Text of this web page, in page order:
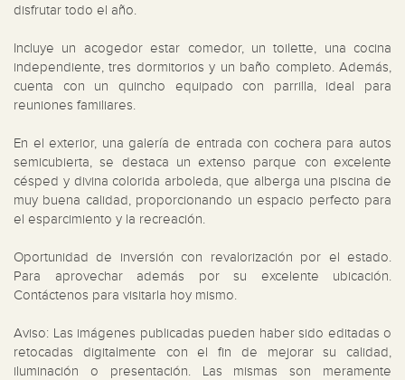
disfrutar todo el año.
Incluye un acogedor estar comedor, un toilette, una cocina
independiente, tres dormitorios y un baño completo. Además,
cuenta con un quincho equipado con parrilla, ideal para
reuniones familiares.
En el exterior, una galería de entrada con cochera para autos
semicubierta, se destaca un extenso parque con excelente
césped y divina colorida arboleda, que alberga una piscina de
muy buena calidad, proporcionando un espacio perfecto para
el esparcimiento y la recreación.
Oportunidad de inversión con revalorización por el estado.
Para aprovechar además por su excelente ubicación.
Contáctenos para visitarla hoy mismo.
Aviso: Las imágenes publicadas pueden haber sido editadas o
retocadas digitalmente con el fin de mejorar su calidad,
iluminación o presentación. Las mismas son meramente